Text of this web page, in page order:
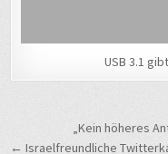
USB 3.1
„Kein höheres
← Israelfreundliche